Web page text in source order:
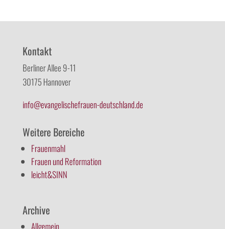
Kontakt
Berliner Allee 9-11
30175 Hannover
info@evangelischefrauen-deutschland.de
Weitere Bereiche
Frauenmahl
Frauen und Reformation
leicht&SINN
Archive
Allgemein